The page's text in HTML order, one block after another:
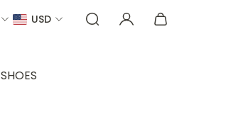
SHOES
USD